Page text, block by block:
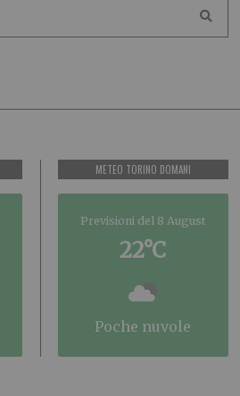
METEO TORINO DOMANI
Previsioni del 8 August
22°C
poche nuvole